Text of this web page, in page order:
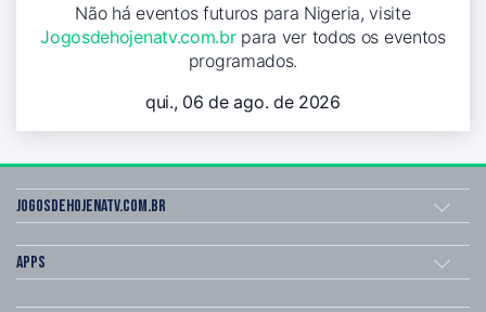
Não há eventos futuros para Nigeria, visite
Jogosdehojenatv.com.brpara ver todos os eventos
programados.
qui., 06 de ago. de 2026
Jogosdehojenatv.com.br
Apps